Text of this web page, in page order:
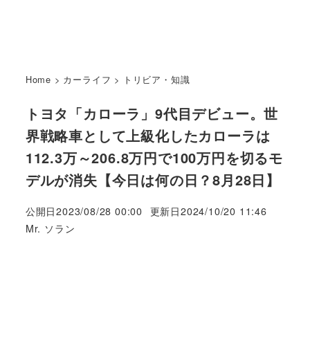
Home > カーライフ > トリビア・知識
トヨタ「カローラ」9代目デビュー。世
界戦略車として上級化したカローラは
112.3万～206.8万円で100万円を切るモ
デルが消失【今日は何の日？8月28日】
公開日2023/08/28 00:00 更新日2024/10/20 11:46
著
Mr. ソラン